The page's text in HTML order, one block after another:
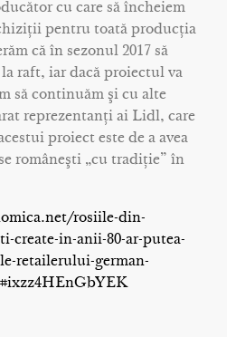
cu care să încheiem
pentru toată producţia
că în sezonul 2017 să
la raft, iar dacă proiectul va
să continuăm şi cu alte
reprezentanţi ai Lidl, care
proiect este de a avea
româneşti „cu tradiţie” în
rosiile-din-
create-in-anii-80-ar-putea-
retailerului-german-